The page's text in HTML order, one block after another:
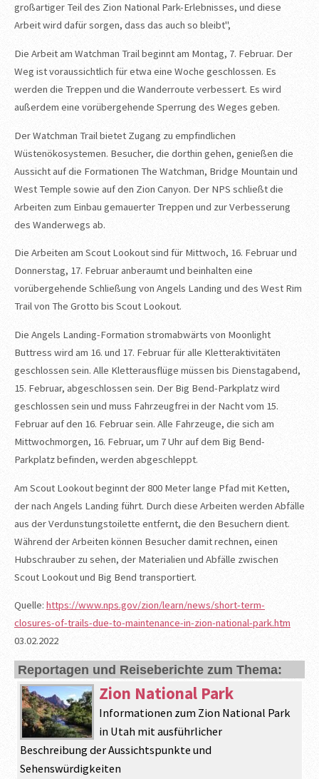
großartiger Teil des Zion National Park-Erlebnisses, und diese
Arbeit wird dafür sorgen, dass das auch so bleibt",
Die Arbeit am Watchman Trail beginnt am Montag, 7. Februar. Der
Weg ist voraussichtlich für etwa eine Woche geschlossen. Es
werden die Treppen und die Wanderroute verbessert. Es wird
außerdem eine vorübergehende Sperrung des Weges geben.
Der Watchman Trail bietet Zugang zu empfindlichen
Wüstenökosystemen. Besucher, die dorthin gehen, genießen die
Aussicht auf die Formationen The Watchman, Bridge Mountain und
West Temple sowie auf den Zion Canyon. Der NPS schließt die
Arbeiten zum Einbau gemauerter Treppen und zur Verbesserung
des Wanderwegs ab.
Die Arbeiten am Scout Lookout sind für Mittwoch, 16. Februar und
Donnerstag, 17. Februar anberaumt und beinhalten eine
vorübergehende Schließung von Angels Landing und des West Rim
Trail von The Grotto bis Scout Lookout.
Die Angels Landing-Formation stromabwärts von Moonlight
Buttress wird am 16. und 17. Februar für alle Kletteraktivitäten
geschlossen sein. Alle Kletterausflüge müssen bis Dienstagabend,
15. Februar, abgeschlossen sein. Der Big Bend-Parkplatz wird
geschlossen sein und muss Fahrzeugfrei in der Nacht vom 15.
Februar auf den 16. Februar sein. Alle Fahrzeuge, die sich am
Mittwochmorgen, 16. Februar, um 7 Uhr auf dem Big Bend-
Parkplatz befinden, werden abgeschleppt.
Am Scout Lookout beginnt der 800 Meter lange Pfad mit Ketten,
der nach Angels Landing führt. Durch diese Arbeiten werden Abfälle
aus der Verdunstungstoilette entfernt, die den Besuchern dient.
Während der Arbeiten können Besucher damit rechnen, einen
Hubschrauber zu sehen, der Materialien und Abfälle zwischen
Scout Lookout und Big Bend transportiert.
Quelle: https://www.nps.gov/zion/learn/news/short-term-
closures-of-trails-due-to-maintenance-in-zion-national-park.htm
03.02.2022
Reportagen und Reiseberichte zum Thema:
Zion National Park
Informationen zum Zion National Park
in Utah mit ausführlicher
Beschreibung der Aussichtspunkte und
Sehenswürdigkeiten